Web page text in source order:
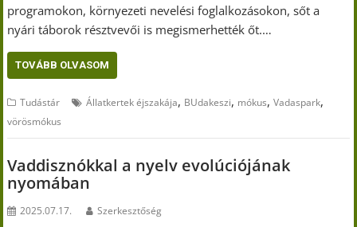
programokon, környezeti nevelési foglalkozásokon, sőt a
nyári táborok résztvevői is megismerhették őt.…
TOVÁBB OLVASOM
Tudástár Állatkertek éjszakája, BUdakeszi, mókus,Vadaspark,
vörösmókus
Vaddisznókkal a nyelv evolúciójának
nyomában
2025.07.17. Szerkesztőség